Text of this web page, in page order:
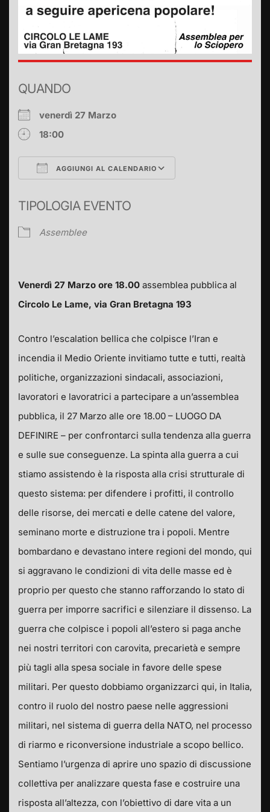
QUANDO
venerdì 27 Marzo
18:00
AGGIUNGI AL CALENDARIO
TIPOLOGIA EVENTO
Assemblee
Venerdì 27 Marzo ore 18.00 assemblea pubblica al
Circolo Le Lame, via Gran Bretagna 193
Contro l’escalation bellica che colpisce l’Iran e
incendia il Medio Oriente invitiamo tutte e tutti, realtà
politiche, organizzazioni sindacali, associazioni,
lavoratori e lavoratrici a partecipare a un’assemblea
pubblica, il 27 Marzo alle ore 18.00 – LUOGO DA
DEFINIRE – per confrontarci sulla tendenza alla guerra
e sulle sue conseguenze. La spinta alla guerra a cui
stiamo assistendo è la risposta alla crisi strutturale di
questo sistema: per difendere i profitti, il controllo
delle risorse, dei mercati e delle catene del valore,
seminano morte e distruzione tra i popoli. Mentre
bombardano e devastano intere regioni del mondo, qui
si aggravano le condizioni di vita delle masse ed è
proprio per questo che stanno rafforzando lo stato di
guerra per imporre sacrifici e silenziare il dissenso. La
guerra che colpisce i popoli all’estero si paga anche
nei nostri territori con carovita, precarietà e sempre
più tagli alla spesa sociale in favore delle spese
militari. Per questo dobbiamo organizzarci qui, in Italia,
contro il ruolo del nostro paese nelle aggressioni
militari, nel sistema di guerra della NATO, nel processo
di riarmo e riconversione industriale a scopo bellico.
Sentiamo l’urgenza di aprire uno spazio di discussione
collettiva per analizzare questa fase e costruire una
risposta all’altezza, con l’obiettivo di dare vita a un